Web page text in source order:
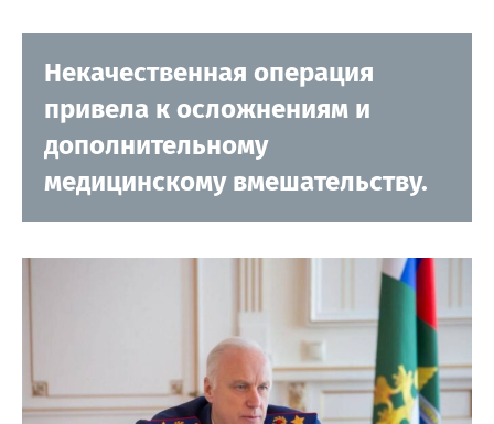
Некачественная операция
привела к осложнениям и
дополнительному
медицинскому вмешательству.